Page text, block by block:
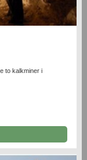
to kalkminer i